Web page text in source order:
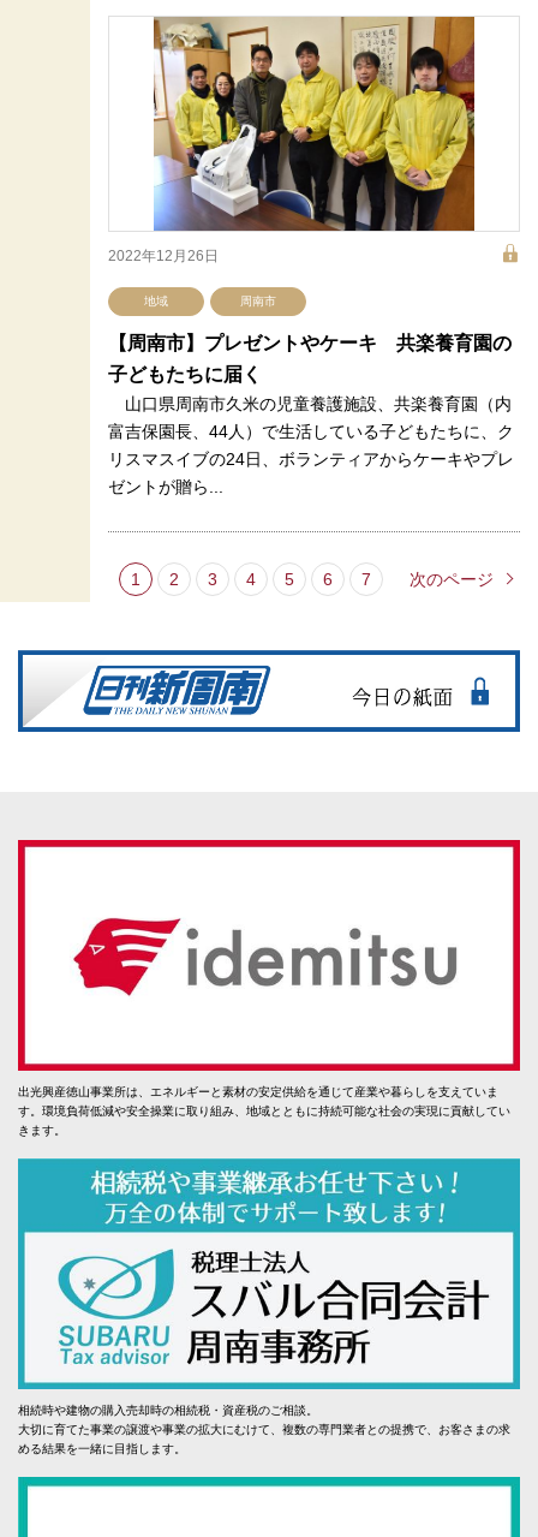
2022年12月26日
地域 周南市
【周南市】プレゼントやケーキ 共楽養育園の
子どもたちに届く
山口県周南市久米の児童養護施設、共楽養育園（内
富吉保園長、44人）で生活している子どもたちに、ク
リスマスイブの24日、ボランティアからケーキやプレ
ゼントが贈ら...
1 2 3 4 5 6 7 次のページ
出光興産徳山事業所は、エネルギーと素材の安定供給を通じて産業や暮らしを支えていま
す。環境負荷低減や安全操業に取り組み、地域とともに持続可能な社会の実現に貢献してい
きます。
相続時や建物の購入売却時の相続税・資産税のご相談。
大切に育てた事業の譲渡や事業の拡大にむけて、複数の専門業者との提携で、お客さまの求
める結果を一緒に目指します。